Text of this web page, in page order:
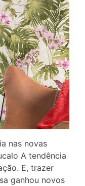
nas novas
A tendência
E, trazer
ganhou novos